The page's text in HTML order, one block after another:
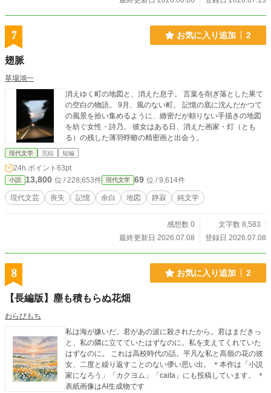
7 お気に入り追加 2
翅脈
草場鴻一
消えゆく町の地図と、消えた息子。 言葉を削ぎ落とした果て
の空白の物語。 9月、風のない町。 記憶の底に沈んだかつて
の風景を拾い集めるように、緻密だが頼りない手描きの地図
を紡ぐ女性・詩乃。 彼女はある日、消えた画家・灯（とも
る）の残した薄羽蜉蝣の精密画と出会う。
現代文学 完結 短編
24h.ポイント 63pt
小説 13,800 位 / 228,653件 現代文学 69 位 / 9,614件
現代文芸 喪失 記憶 余白 地図 静寂 純文学
感想数 0
文字数 8,583
最終更新日 2026.07.08
登録日 2026.07.08
8 お気に入り追加 2
【長編版】塵も積もらぬ花畑
わらびもち
私は海が嫌いだ。君があの波に殺されたから。君はまだきっ
と、私の隣に立てていたはずなのに。私を支えてくれていた
はずなのに。 これは高校時代の話。平凡な私と高嶺の花の彼
女、二度と繰り返すことのない儚い思い出。 ＊本作は「小説
家になろう」「カクヨム」「caita」にも投稿しています。 ＊
表紙画像はAI生成物です